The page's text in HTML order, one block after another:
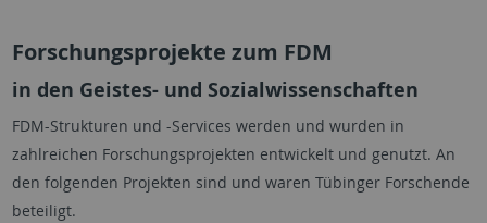
Forschungsprojekte zum FDM
in den Geistes- und Sozialwissenschaften
FDM-Strukturen und -Services werden und wurden in
zahlreichen Forschungsprojekten entwickelt und genutzt. An
den folgenden Projekten sind und waren Tübinger Forschende
beteiligt.